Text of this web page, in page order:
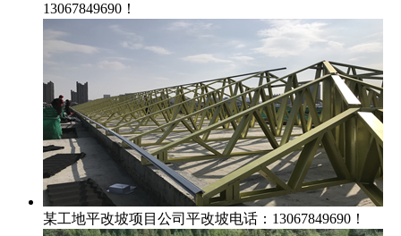
13067849690！
某工地平改坡项目 公司平改坡电话：13067849690！